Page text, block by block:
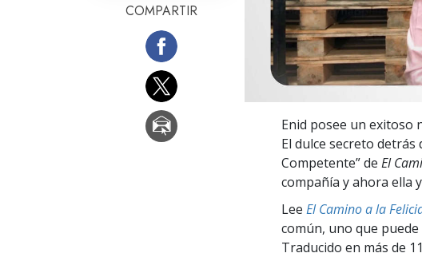
Enid posee un exitoso
El dulce secreto detrás
Competente” de El
compañía y ahora ella
Lee El Camino a la
común, uno que
Traducido en más de
COMPARTIR